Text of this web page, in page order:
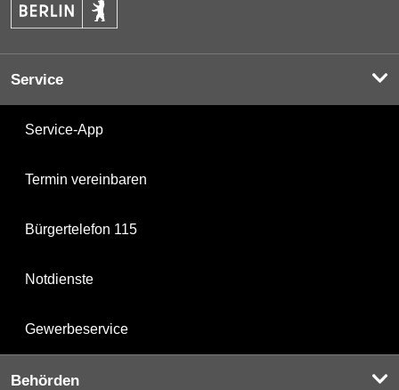
Service
Service-App
Termin vereinbaren
Bürgertelefon 115
Notdienste
Gewerbeservice
Behörden